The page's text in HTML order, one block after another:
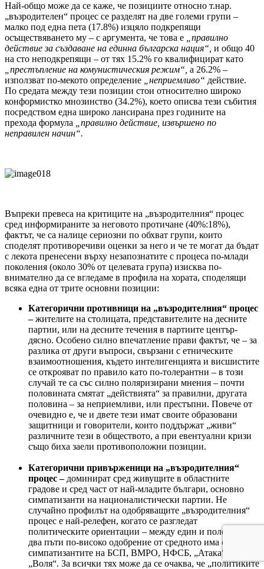
Най-общо може да се каже, че позициите относно т.нар.
„възродителен“ процес се разделят на две големи групи –
малко под една пета (17.8%) изцяло подкрепящи
осъществяването му – с аргумента, че това е
„правилно
действие за създаване на единна българска нация“, и общо 40
на сто неподкрепящи – от тях 15.2% го квалифицират като
„престъпление на комунистическия режим“, а 26.2% –
използват по-мекото определение
„неприемливо“ действие.
По средата между тези позиции стои относително широко
конформистко мнозинство (34.2%), което описва тези събития
посредством една широко лансирана през годините на
прехода формула
„правилно действие, извършено по
неправилен начин“.
Въпреки превеса на критиците на „възродителния“ процес
сред информираните за неговото протичане (40%:18%),
фактът, че са налице сериозни по обхват групи, които
споделят противоречиви оценки за него и че те могат да бъдат
с лекота пренесени върху незапознатите с процеса по-млади
поколения (около 30% от целевата група) изисква по-
внимателно да се вгледаме в профила на хората, споделящи
всяка една от трите основни позиции:
Категорични противници на „възродителния“ процес
–жителите на столицата, представителите на десните
партии, или на десните течения в партиите център-
дясно. Особено силно впечатление прави фактът, че – за
разлика от други въпроси, свързани с етническите
взаимоотношения, където интелигенцията и висшистите
се открояват по правило като по-толерантни – в този
случай те са със силно поляризирани мнения – почти
половината смятат „действията“ за правилни, другата
половина – за неприемливи, или престъпни. Повече от
очевидно е, че и двете тези имат своите образовани
защитници и говорители, които поддържат „живи“
различните тези в обществото, а при евентуални кризи
също биха заели противоположни позиции.
Категорични привърженици на „възродителния“
процес – доминират сред живущите в областните
градове и сред част от най-младите българи, основно
симпатизанти на националистически партии. Не
случайно профилът на одобряващите „възродителния“
процес е най-релефен, когато се разгледат
политическите ориентации – между един и половина и
два пъти по-високо одобрение от средното има сред
симпатизантите на БСП, ВМРО, НФСБ, „Атака“,
„Воля“. За всички тях може да се очаква, че „политиките